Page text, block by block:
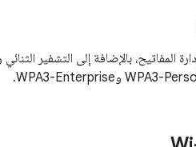
المفاتيح، بالإضافة إلى التشفير